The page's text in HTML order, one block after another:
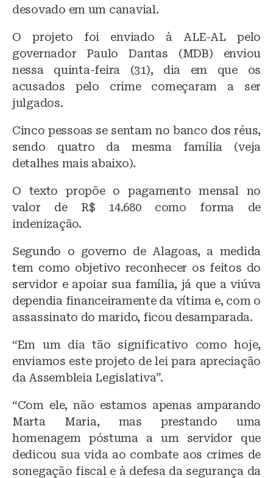
desovado em um canavial.
O projeto foi enviado à ALE-AL pelo
governador Paulo Dantas (MDB) enviou
nessa quinta-feira (31), dia em que os
acusados pelo crime começaram a ser
julgados.
Cinco pessoas se sentam no banco dos réus,
sendo quatro da mesma família (veja
detalhes mais abaixo).
O texto propõe o pagamento mensal no
valor de R$ 14.680 como forma de
indenização.
Segundo o governo de Alagoas, a medida
tem como objetivo reconhecer os feitos do
servidor e apoiar sua família, já que a viúva
dependia financeiramente da vítima e, com o
assassinato do marido, ficou desamparada.
“Em um dia tão significativo como hoje,
enviamos este projeto de lei para apreciação
da Assembleia Legislativa”.
“Com ele, não estamos apenas amparando
Marta Maria, mas prestando uma
homenagem póstuma a um servidor que
dedicou sua vida ao combate aos crimes de
sonegação fiscal e à defesa da segurança da